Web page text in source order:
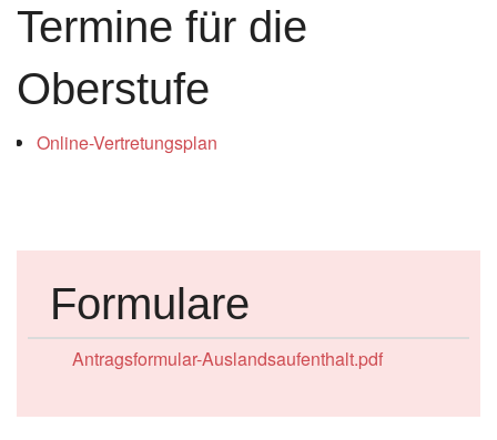
Termine für die
Oberstufe
Online-Vertretungsplan
Formulare
Antragsformular-Auslandsaufenthalt.pdf